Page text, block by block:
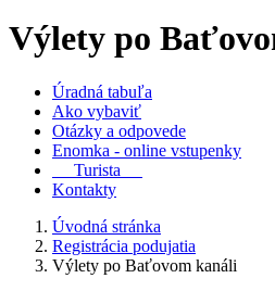
Výlety po
Úradná tabuľa
Ako vybaviť
Otázky a odpovede
Enomka - online vstupenky
Turista
Kontakty
Úvodná stránka
Registrácia podujatia
Výlety po Baťovom kanáli